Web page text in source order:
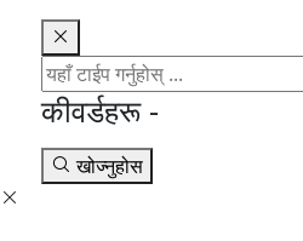
कीवर्डहरू -
खोज्नुहोस